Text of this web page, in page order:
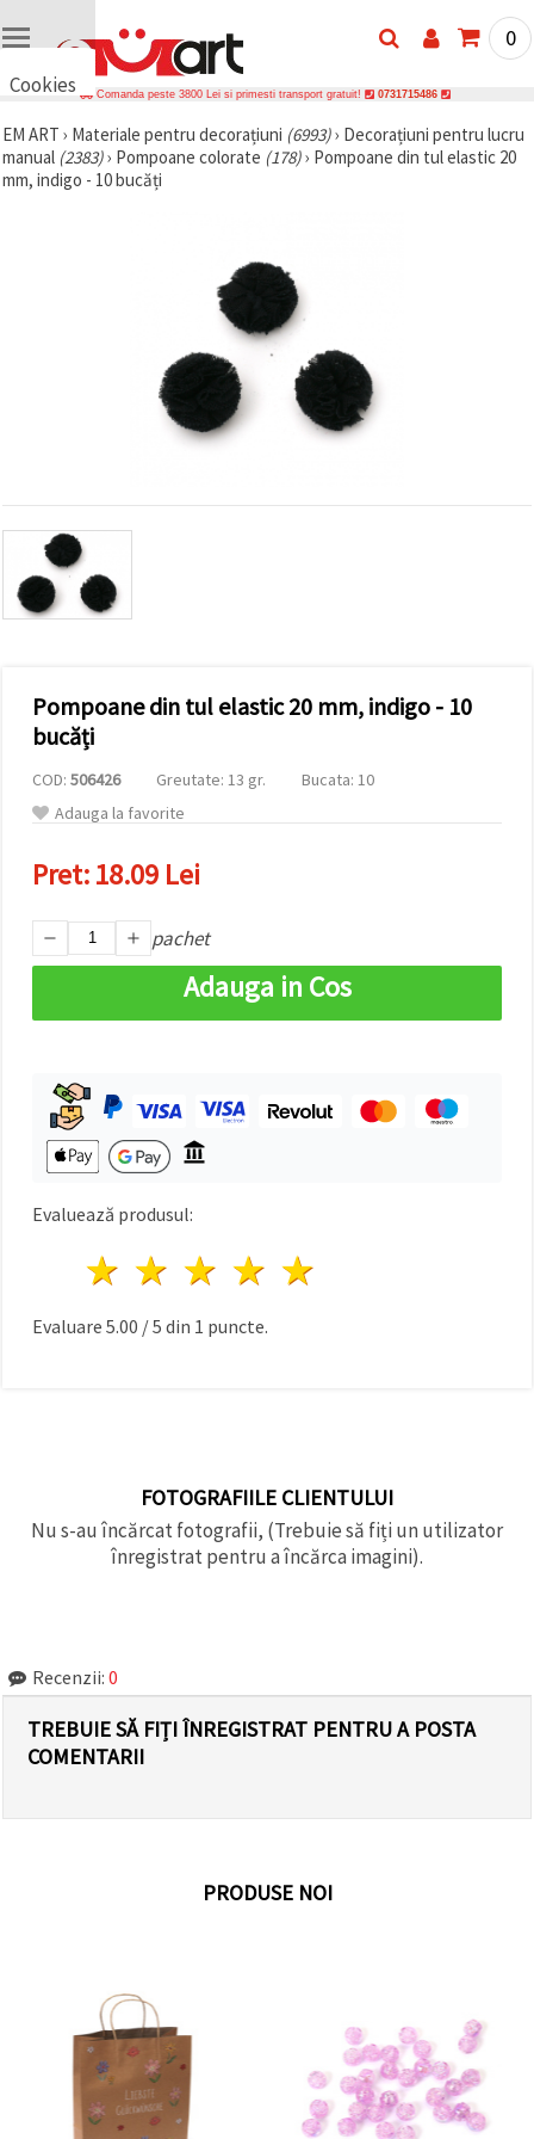
Cookies
vrem să vă
oferim
câteva
cookie -uri.
vizitele.
Puteți fi de
acord să
utilizați
toate
site!" Sau să
vă indicați
preferințele
selectând
cookie -uri
pe butonul
"Salvați"
Аcceptati
Setări
0
Comanda peste 3800 Lei si primesti transport gratuit! 0731715486
EM ART › Materiale pentru decorațiuni (6993)› Decorațiuni pentru lucru
manual (2383)› Pompoane colorate (178)› Pompoane din tul elastic 20
mm, indigo - 10 bucăți
Pompoane din tul elastic 20 mm, indigo - 10
bucăți
COD: 506426 Greutate: 13 gr.
Bucata: 10
Adauga la favorite
Pret:18.09 Lei
pachet
Adauga in Cos
Evaluează produsul:
4 stele
3 stele
2 stele
1 stea
Evaluare 5.00 /5 din 1 puncte.
FOTOGRAFIILE CLIENTULUI
Nu s-au încărcat fotografii, (Trebuie să fiți un utilizator
înregistrat pentru a încărca imagini).
Recenzii: 0
TREBUIE SĂ FIȚI ÎNREGISTRAT PENTRU A POSTA
COMENTARII
PRODUSE NOI